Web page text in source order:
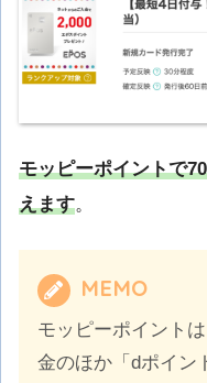
モッピーポイントで
えます。
MEMO
モッピーポイント
金のほか「dポイン